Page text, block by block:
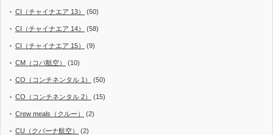
CI（チャイナエア 13） (50)
CI（チャイナエア 14） (58)
CI（チャイナエア 15） (9)
CM（コパ航空） (10)
CO（コンチネンタル 1） (50)
CO（コンチネンタル 2） (15)
Crew meals（クルー） (2)
CU（クバーナ航空） (2)